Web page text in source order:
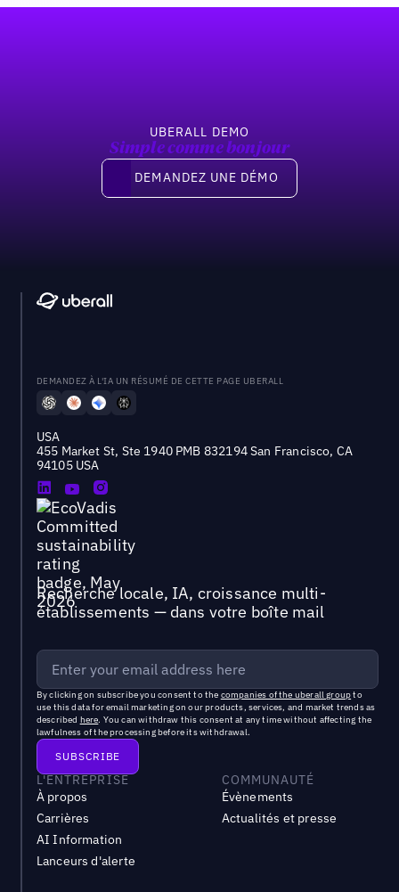
UBERALL DEMO
Simple comme bonjour
Demandez une démo
DEMANDEZ UNE DÉMO
DEMANDEZ À L'IA UN RÉSUMÉ DE CETTE PAGE UBERALL
USA
455 Market St, Ste 1940 PMB 832194 San Francisco, CA
94105 USA
Recherche locale, IA, croissance multi-
établissements — dans votre boîte mail
By clicking on subscribe you consent to the companies of the uberall groupto
use this data for email marketing on our products, services, and market trends as
described here. You can withdraw this consent at any time without affecting the
lawfulness of the processing before its withdrawal.
L'ENTREPRISE
À propos
Carrières
AI Information
Lanceurs d'alerte
COMMUNAUTÉ
Évènements
Actualités et presse